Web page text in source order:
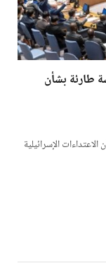
طارئة بشأن
الإسرائيلية